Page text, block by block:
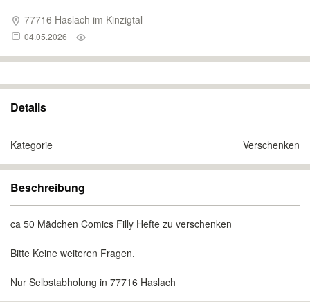
77716 Haslach im Kinzigtal
04.05.2026
Details
Kategorie Verschenken
Beschreibung
ca 50 Mädchen Comics Filly Hefte zu verschenken
Bitte Keine weiteren Fragen.
Nur Selbstabholung in 77716 Haslach